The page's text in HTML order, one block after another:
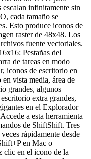
infinitamente sin
cada tamaño se
Esto produce iconos de
raster de 48x48. Los
fuente vectoriales.
Pestañas del
de tareas en modo
iconos de escritorio en
vista media, área de
grandes, algunos
extra grandes,
en el Explorador
a esta herramienta
de ShiftShift. Tres
rápidamente desde
en Mac o
en el icono de la